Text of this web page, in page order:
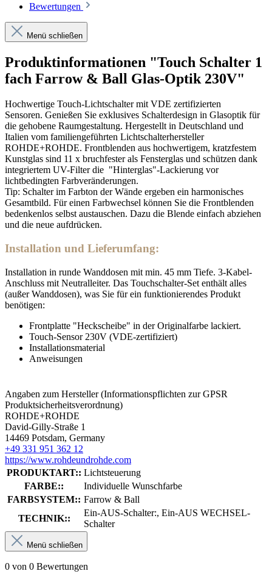
Bewertungen
Menü schließen
Produktinformationen "Touch Schalter 1
fach Farrow & Ball Glas-Optik 230V"
Hochwertige Touch-Lichtschalter mit VDE zertifizierten
Sensoren. Genießen Sie exklusives Schalterdesign in Glasoptik für
die gehobene Raumgestaltung. Hergestellt in Deutschland und
Italien vom familiengeführten Lichtschalterhersteller
ROHDE+ROHDE. Frontblenden aus hochwertigem, kratzfestem
Kunstglas sind 11 x bruchfester als Fensterglas und schützen dank
integriertem UV-Filter die "Hinterglas"-Lackierung vor
lichtbedingten Farbveränderungen.
Tip: Schalter im Farbton der Wände ergeben ein harmonisches
Gesamtbild. Für einen Farbwechsel können Sie die Frontblenden
bedenkenlos selbst austauschen. Dazu die Blende einfach abziehen
und die neue aufdrücken.
Installation und Lieferumfang:
Installation in runde Wanddosen mit min. 45 mm Tiefe. 3-Kabel-
Anschluss mit Neutralleiter. Das Touchschalter-Set enthält alles
(außer Wanddosen), was Sie für ein funktionierendes Produkt
benötigen:
Frontplatte "Heckscheibe" in der Originalfarbe lackiert.
Touch-Sensor 230V (VDE-zertifiziert)
Installationsmaterial
Anweisungen
Angaben zum Hersteller (Informationspflichten zur GPSR
Produktsicherheitsverordnung)
ROHDE+ROHDE
David-Gilly-Straße 1
14469 Potsdam, Germany
+49 331 951 362 12
https://www.rohdeundrohde.com
PRODUKTART:: Lichtsteuerung
FARBE::
Individuelle Wunschfarbe
FARBSYSTEM:: Farrow & Ball
TECHNIK::
Ein-AUS-Schalter:, Ein-AUS WECHSEL-
Schalter
Menü schließen
0 von 0 Bewertungen